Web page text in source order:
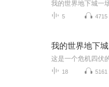
5 4715
我的世界地下城
18 5161